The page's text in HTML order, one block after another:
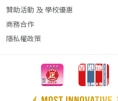
贊助活動 及 學校優惠
商務合作
隱私權政策